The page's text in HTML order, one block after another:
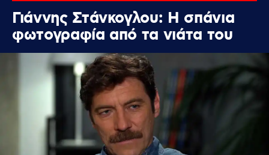
Γιάννης Στάνκογλου: Η σπάνια
φωτογραφία από τα νιάτα του